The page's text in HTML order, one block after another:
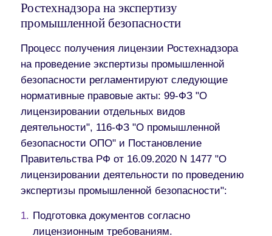
Ростехнадзора на экспертизу
промышленной безопасности
Процесс получения лицензии Ростехнадзора
на проведение экспертизы промышленной
безопасности регламентируют следующие
нормативные правовые акты: 99-ФЗ "О
лицензировании отдельных видов
деятельности", 116-ФЗ "О промышленной
безопасности ОПО" и Постановление
Правительства РФ от 16.09.2020 N 1477 "О
лицензировании деятельности по проведению
экспертизы промышленной безопасности":
Подготовка документов согласно
лицензионным требованиям.